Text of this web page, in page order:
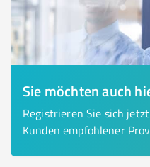
Sie möchten auch
Registrieren Sie sich
Kunden empfohlener